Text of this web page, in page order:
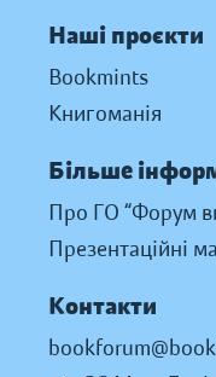
Наші проєкти
Bookmints
Книгоманія
Більше
Про ГО “Форум
Презентаційні
Контакти